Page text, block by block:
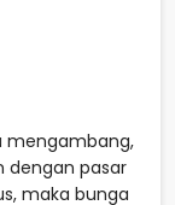
mengambang,
dengan pasar
maka bunga